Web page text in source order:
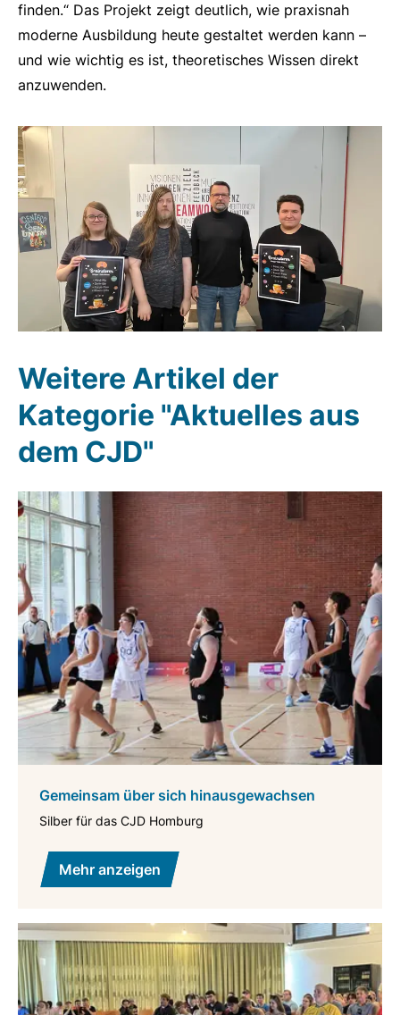
finden.“ Das Projekt zeigt deutlich, wie praxisnah
moderne Ausbildung heute gestaltet werden kann –
und wie wichtig es ist, theoretisches Wissen direkt
anzuwenden.
Weitere Artikel der
Kategorie "Aktuelles aus
dem CJD"
Gemeinsam über sich hinausgewachsen
Silber für das CJD Homburg
Mehr anzeigen